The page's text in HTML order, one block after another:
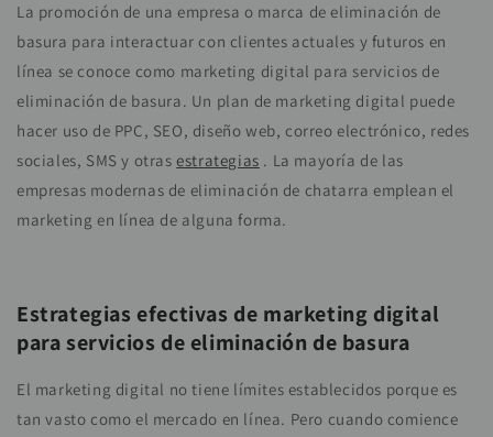
La promoción de una empresa o marca de eliminación de
basura para interactuar con clientes actuales y futuros en
línea se conoce como marketing digital para servicios de
eliminación de basura. Un plan de marketing digital puede
hacer uso de PPC, SEO, diseño web, correo electrónico, redes
sociales, SMS y otras estrategias . La mayoría de las
empresas modernas de eliminación de chatarra emplean el
marketing en línea de alguna forma.
Estrategias efectivas de marketing digital
para servicios de eliminación de basura
El marketing digital no tiene límites establecidos porque es
tan vasto como el mercado en línea. Pero cuando comience